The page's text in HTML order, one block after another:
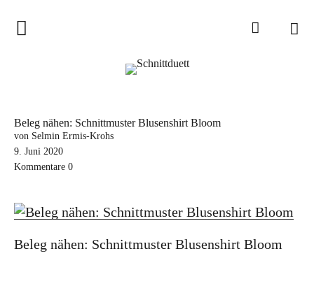
Home
Schnittduett Magazin
Stoffempfehlungen
Beleg nähen: Schnittmuster Blusenshirt Bloom
von Selmin Ermis-Krohs
9. Juni 2020
Kommentare 0
Beleg nähen: Schnittmuster Blusenshirt Bloom